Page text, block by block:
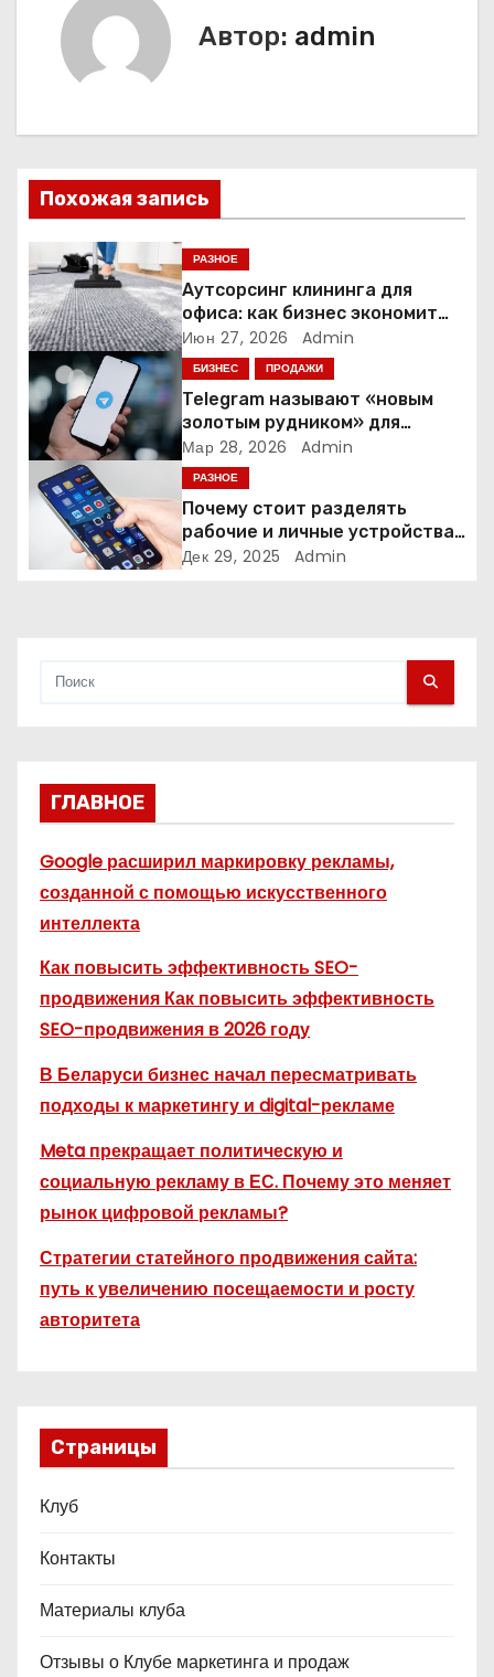
и
я
п
о
з
а
п
Автор: admin
Похожая запись
РАЗНОЕ
Аутсорсинг клининга для
офиса: как бизнес экономит
время и деньги на уборке
Июн 27, 2026 Admin
БИЗНЕС ПРОДАЖИ
Telegram называют «новым
золотым рудником» для
креаторов: как блогеры
создают онлайн-бизнес
Мар 28, 2026 Admin
РАЗНОЕ
Почему стоит разделять
рабочие и личные устройства
— и чем опасно всё смешивать
Дек 29, 2025 Admin
ГЛАВНОЕ
Google расширил маркировку рекламы,
созданной с помощью искусственного
интеллекта
Как повысить эффективность SEO-
продвижения Как повысить эффективность
SEO-продвижения в 2026 году
В Беларуси бизнес начал пересматривать
подходы к маркетингу и digital-рекламе
Meta прекращает политическую и
социальную рекламу в ЕС. Почему это меняет
рынок цифровой рекламы?
Стратегии статейного продвижения сайта:
путь к увеличению посещаемости и росту
авторитета
Страницы
Клуб
Контакты
Материалы клуба
Отзывы о Клубе маркетинга и продаж